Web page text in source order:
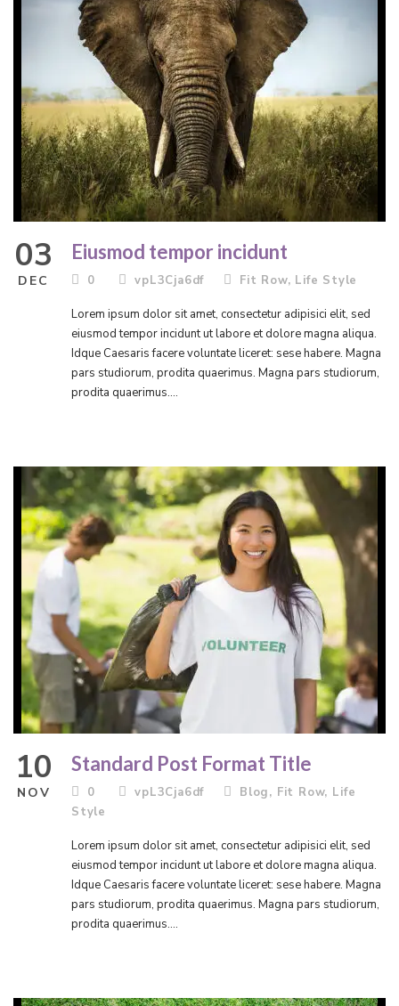
03
DEC
Eiusmod tempor incidunt
0 vpL3Cja6df Fit Row, Life Style
Lorem ipsum dolor sit amet, consectetur adipisici elit, sed
eiusmod tempor incidunt ut labore et dolore magna aliqua.
Idque Caesaris facere voluntate liceret: sese habere. Magna
pars studiorum, prodita quaerimus. Magna pars studiorum,
prodita quaerimus....
10
NOV
Standard Post Format Title
0 vpL3Cja6df Blog, Fit Row, Life
Style
Lorem ipsum dolor sit amet, consectetur adipisici elit, sed
eiusmod tempor incidunt ut labore et dolore magna aliqua.
Idque Caesaris facere voluntate liceret: sese habere. Magna
pars studiorum, prodita quaerimus. Magna pars studiorum,
prodita quaerimus....